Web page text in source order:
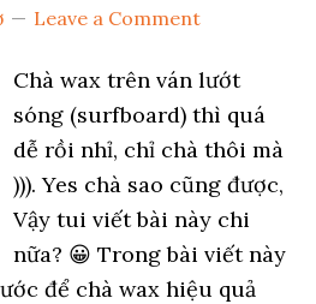
Leave a Comment
Chà wax trên ván lướt
sóng (surfboard) thì quá
dễ rồi nhỉ, chỉ chà thôi mà
))). Yes chà sao cũng được,
Vậy tui viết bài này chi
nữa? 😀 Trong bài viết này
để chà wax hiệu quả